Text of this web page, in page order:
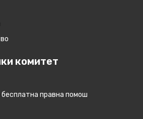
комитет
правна помош